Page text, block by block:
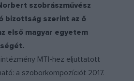
szobrászművész
bizottság szerint az ő
első magyar egyetem
MTI-hez eljuttatott
a szoborkompozíciót 2017.